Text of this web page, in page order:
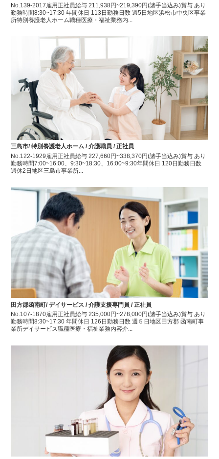
No.139-2017雇用正社員給与 211,938円~219,390円(諸手当込み)賞与 あり
勤務時間8:30~17:30 年間休日 113日勤務日数 週5日地区浜松市中央区事業
所特別養護老人ホーム職種医療・福祉業務内...
三島市/ 特別養護老人ホーム / 介護職員 / 正社員
No.122-1929雇用正社員給与 227,660円~338,370円(諸手当込み)賞与 あり
勤務時間7:00~16:00、9:30~18:30、16:00~9:30年間休日 120日勤務日数
週休2日地区三島市事業所...
田方郡函南町/ デイサービス / 介護支援専門員 / 正社員
No.107-1870雇用正社員給与 235,000円~278,000円(諸手当込み)賞与 あり
勤務時間8:30~17:30 年間休日 126日勤務日数 週５日地区田方郡 函南町事
業所デイサービス職種医療・福祉業務内容介...